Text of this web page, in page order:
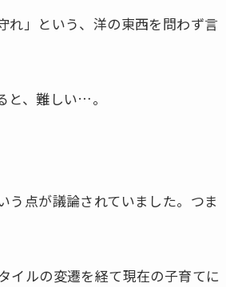
れ」という、洋の東西を問わず言
と、難しい…。
う点が議論されていました。つま
イルの変遷を経て現在の子育てに